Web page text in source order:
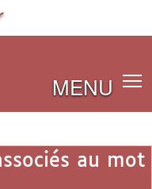
MENU
au mot